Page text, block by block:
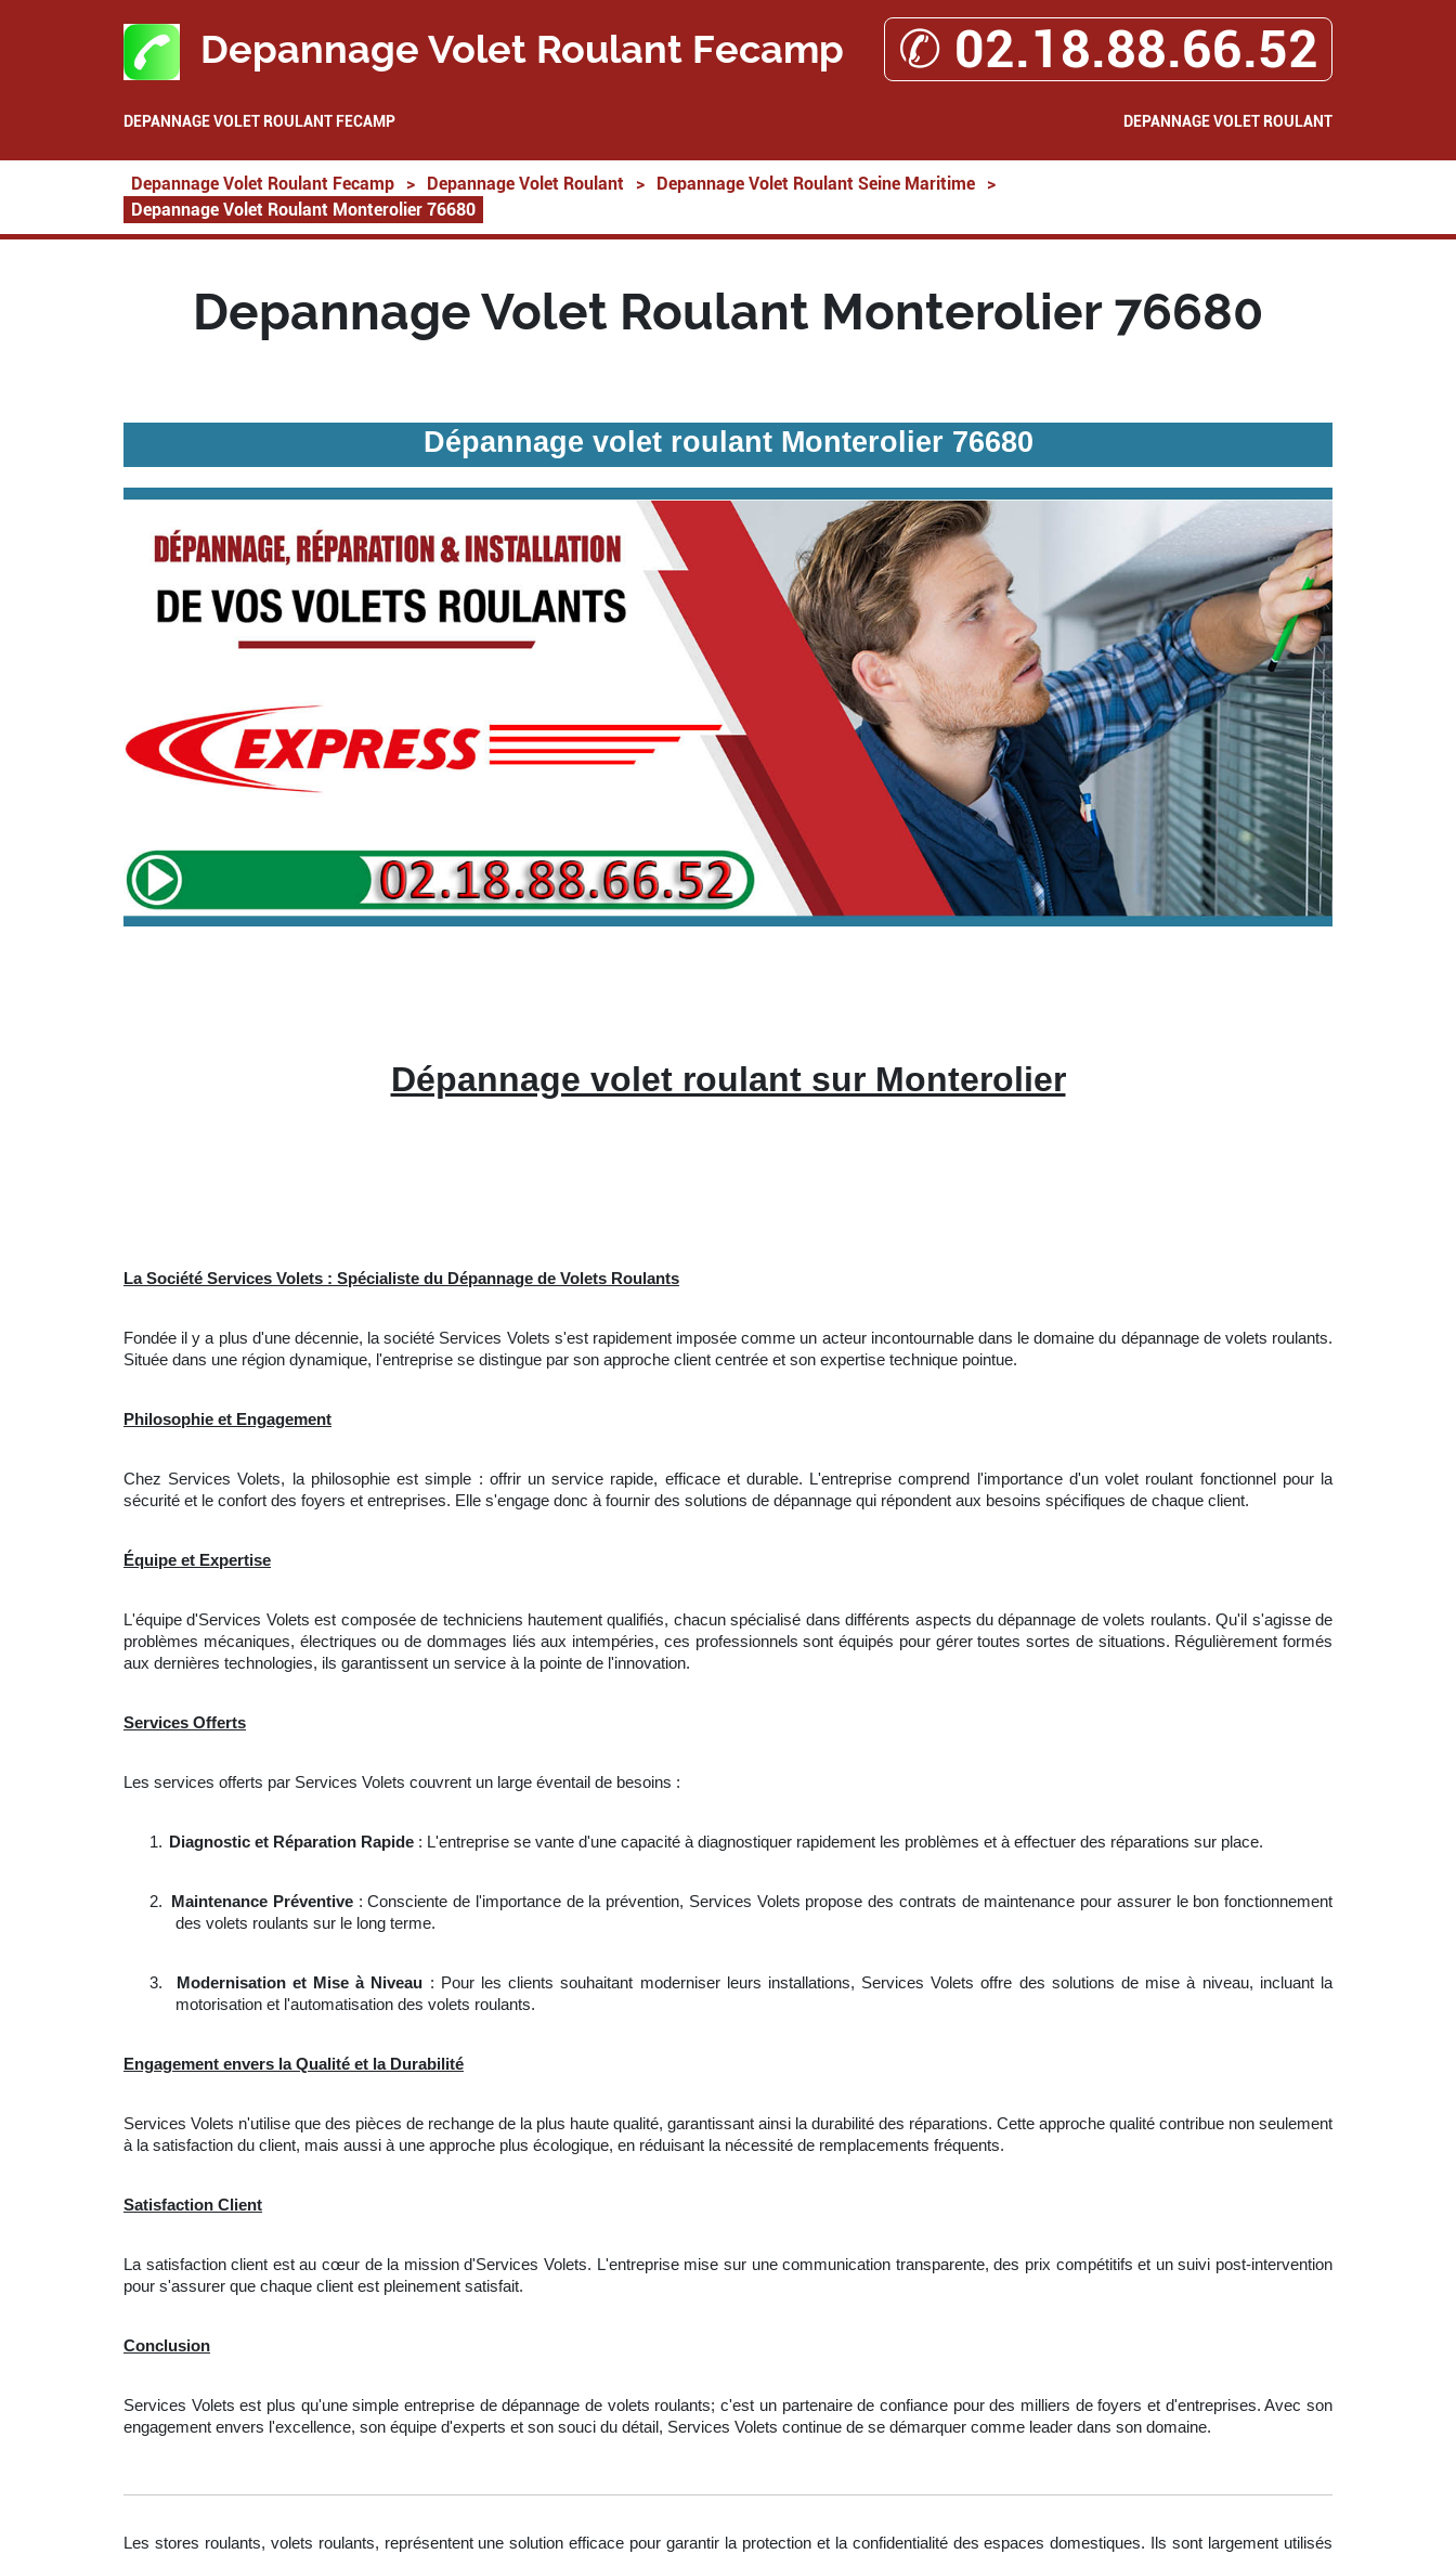
Depannage Volet Roulant Fecamp ✆ 02.18.88.66.52
DEPANNAGE VOLET ROULANT FECAMP DEPANNAGE VOLET ROULANT
Depannage Volet Roulant Fecamp > Depannage Volet Roulant > Depannage Volet Roulant Seine Maritime
>
Depannage Volet Roulant Monterolier 76680
Depannage Volet Roulant Monterolier 76680
Dépannage volet roulant Monterolier 76680
Dépannage volet roulant sur Monterolier
La Société Services Volets : Spécialiste du Dépannage de Volets Roulants
Fondée il y a plus d'une décennie, la société Services Volets s'est rapidement imposée comme un acteur incontournable dans le domaine du dépannage de volets roulants.
Située dans une région dynamique, l'entreprise se distingue par son approche client centrée et son expertise technique pointue.
Philosophie et Engagement
Chez Services Volets, la philosophie est simple : offrir un service rapide, efficace et durable. L'entreprise comprend l'importance d'un volet roulant fonctionnel pour la
sécurité et le confort des foyers et entreprises. Elle s'engage donc à fournir des solutions de dépannage qui répondent aux besoins spécifiques de chaque client.
Équipe et Expertise
L'équipe d'Services Volets est composée de techniciens hautement qualifiés, chacun spécialisé dans différents aspects du dépannage de volets roulants. Qu'il s'agisse de
problèmes mécaniques, électriques ou de dommages liés aux intempéries, ces professionnels sont équipés pour gérer toutes sortes de situations. Régulièrement formés
aux dernières technologies, ils garantissent un service à la pointe de l'innovation.
Services Offerts
Les services offerts par Services Volets couvrent un large éventail de besoins :
1. Diagnostic et Réparation Rapide : L'entreprise se vante d'une capacité à diagnostiquer rapidement les problèmes et à effectuer des réparations sur place.
2. Maintenance Préventive: Consciente de l'importance de la prévention, Services Volets propose des contrats de maintenance pour assurer le bon fonctionnement
des volets roulants sur le long terme.
3. Modernisation et Mise à Niveau : Pour les clients souhaitant moderniser leurs installations, Services Volets offre des solutions de mise à niveau, incluant la
motorisation et l'automatisation des volets roulants.
Engagement envers la Qualité et la Durabilité
Services Volets n'utilise que des pièces de rechange de la plus haute qualité, garantissant ainsi la durabilité des réparations. Cette approche qualité contribue non seulement
à la satisfaction du client, mais aussi à une approche plus écologique, en réduisant la nécessité de remplacements fréquents.
Satisfaction Client
La satisfaction client est au cœur de la mission d'Services Volets. L'entreprise mise sur une communication transparente, des prix compétitifs et un suivi post-intervention
pour s'assurer que chaque client est pleinement satisfait.
Conclusion
Services Volets est plus qu'une simple entreprise de dépannage de volets roulants; c'est un partenaire de confiance pour des milliers de foyers et d'entreprises. Avec son
engagement envers l'excellence, son équipe d'experts et son souci du détail, Services Volets continue de se démarquer comme leader dans son domaine.
Les stores roulants, volets roulants, représentent une solution efficace pour garantir la protection et la confidentialité des espaces domestiques. Ils sont largement utilisés